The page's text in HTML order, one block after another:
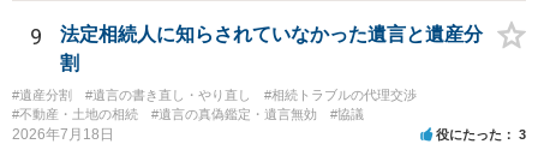
9
法定相続人に知らされていなかった遺言と遺産分
割
#遺産分割 #遺言の書き直し・やり直し
#相続トラブルの代理交渉
#不動産・土地の相続
#遺言の真偽鑑定・遺言無効 #協議
2026年7月18日 役にたった 3